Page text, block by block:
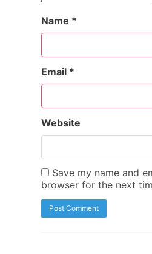
Name *
Email *
Website
Save my name and
browser for the next